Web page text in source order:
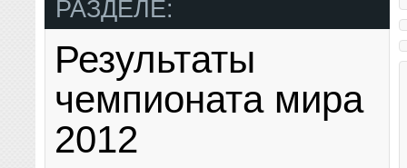
РАЗДЕЛЕ:
Результаты
чемпионата мира
2012